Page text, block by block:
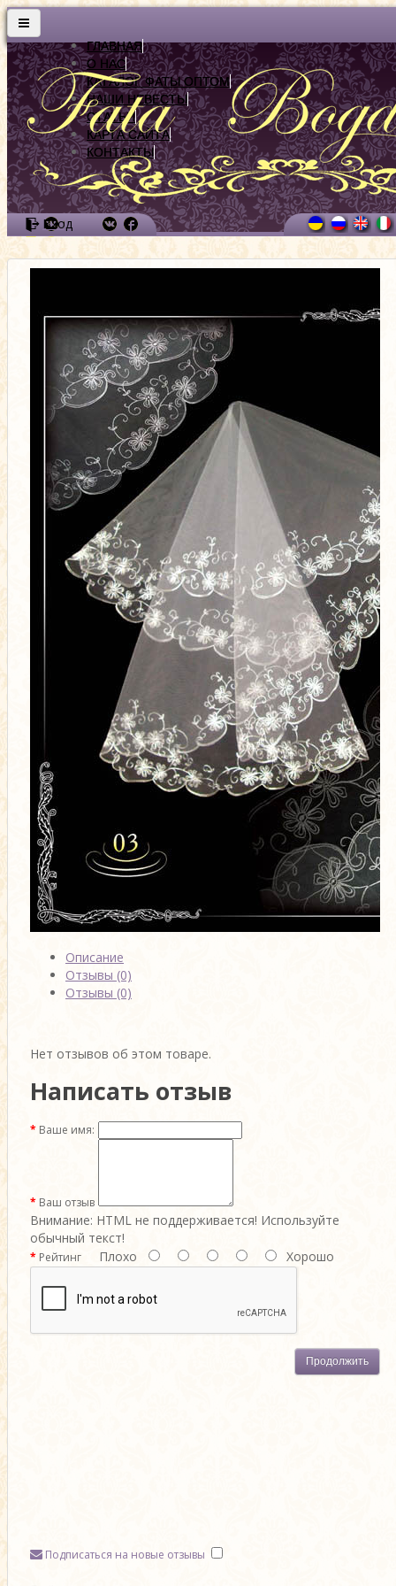
ГЛАВНАЯ
О НАС
КАТАЛОГ ФАТЫ ОПТОМ
НАШИ НЕВЕСТЫ
СТАТЬИ
КАРТА САЙТА
КОНТАКТЫ
Вход
Описание
Отзывы (0)
Отзывы (0)
Нет отзывов об этом товаре.
Написать отзыв
Ваше имя:
Ваш отзыв
Внимание: HTML не поддерживается! Используйте
обычный текст!
Рейтинг Плохо Хорошо
Продолжить
Подписаться на новые отзывы